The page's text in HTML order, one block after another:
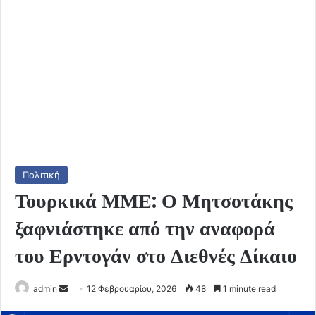
Πολιτική
Τουρκικά ΜΜΕ: Ο Μητσοτάκης
ξαφνιάστηκε από την αναφορά
του Ερντογάν στο Διεθνές Δίκαιο
admin
Send12 Φεβρουαρίου, 2026 48 1 minute read